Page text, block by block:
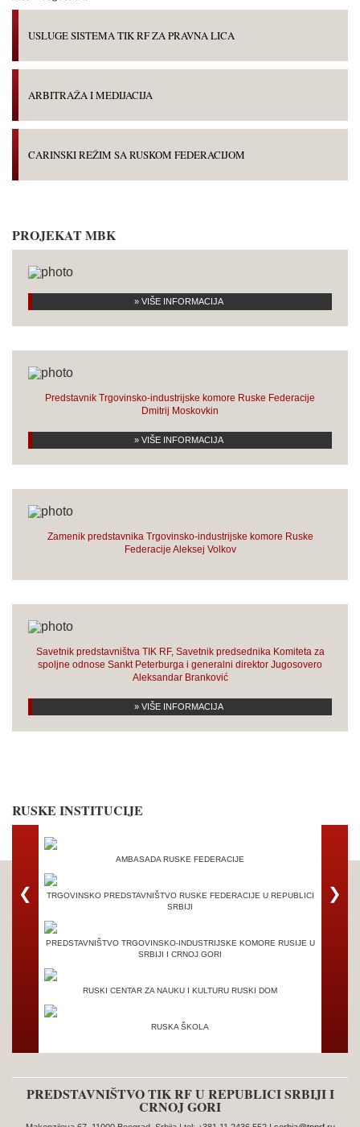
USLUGE SISTEMA TIK RF ZA PRAVNA LICA
ARBITRAŽA I MEDIJACIJA
CARINSKI REŽIM SA RUSKOM FEDERACIJOM
PROJEKAT MBK
» VIŠE INFORMACIJA
Predstavnik Trgovinsko-industrijske komore Ruske Federacije
Dmitrij Moskovkin
» VIŠE INFORMACIJA
Zamenik predstavnika Trgovinsko-industrijske komore Ruske
Federacije Aleksej Volkov
Savetnik predstavništva TIK RF, Savetnik predsednika Komiteta za
spoljne odnose Sankt Peterburga i generalni direktor Jugosovero
Aleksandar Branković
» VIŠE INFORMACIJA
RUSKE INSTITUCIJE
AMBASADA RUSKE FEDERACIJE
TRGOVINSKO PREDSTAVNIŠTVO RUSKE FEDERACIJE U REPUBLICI
SRBIJI
PREDSTAVNIŠTVO TRGOVINSKO-INDUSTRIJSKE KOMORE RUSIJE U
SRBIJI I CRNOJ GORI
RUSKI CENTAR ZA NAUKU I KULTURU RUSKI DOM
RUSKA ŠKOLA
❮ ❯
PREDSTAVNIŠTVO TIK RF U REPUBLICI SRBIJI I
CRNOJ GORI